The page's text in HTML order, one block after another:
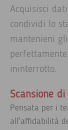
Acquisisci
condividi lo
mantenieni
ininterrotto.
Scansione
Pensata per i
all'affidabilità